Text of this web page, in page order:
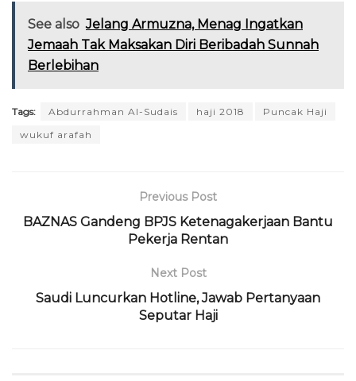
See also Jelang Armuzna, Menag Ingatkan
Jemaah Tak Maksakan Diri Beribadah Sunnah
Berlebihan
Tags: Abdurrahman Al-Sudais haji 2018
Puncak Haji
wukuf arafah
Previous Post
BAZNAS Gandeng BPJS Ketenagakerjaan Bantu
Pekerja Rentan
Next Post
Saudi Luncurkan Hotline, Jawab Pertanyaan
Seputar Haji